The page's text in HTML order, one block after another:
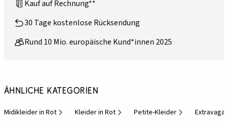
Kauf auf Rechnung**
30 Tage kostenlose Rücksendung
Rund 10 Mio. europäische Kund*innen 2025
Ähnliche Kategorien
Midikleider in Rot Kleider in Rot Petite-Kleider